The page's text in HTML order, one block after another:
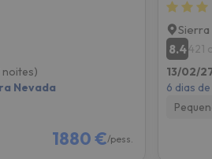
noites)
Nevada
1880 €/pess.
8.4421
13/02/
6 dias